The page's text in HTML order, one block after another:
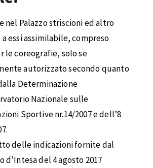
nel Palazzo striscioni ed altro
essi assimilabile, compreso
le coreografie, solo se
autorizzato secondo quanto
Determinazione
Nazionale sulle
Sportive nr.14/2007 e dell’8
delle indicazioni fornite dal
d’Intesa del 4 agosto 2017